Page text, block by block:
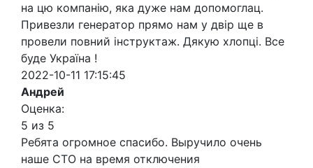
на цю компанію, яка дуже нам допомоглац.
Привезли генератор прямо нам у двір ще в
провели повний інструктаж. Дякую хлопці. Все
буде Україна !
2022-10-11 17:15:45
Андрей
Оценка:
5 из 5
Ребята огромное спасибо. Выручило очень
наше СТО на время отключения